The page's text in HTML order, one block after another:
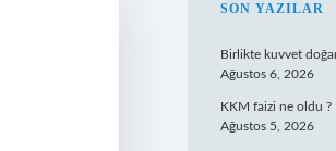
SON YAZILAR
Birlikte kuvvet
Ağustos 6, 2026
KKM faizi ne oldu ?
Ağustos 5, 2026